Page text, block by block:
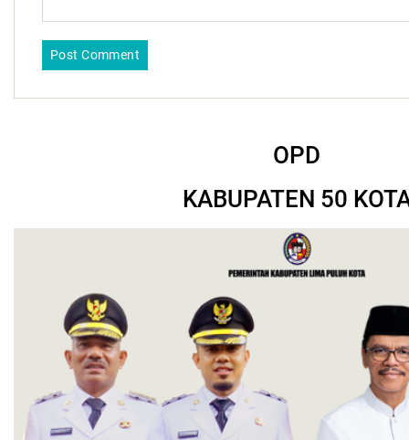
OPD
KABUPATEN 50